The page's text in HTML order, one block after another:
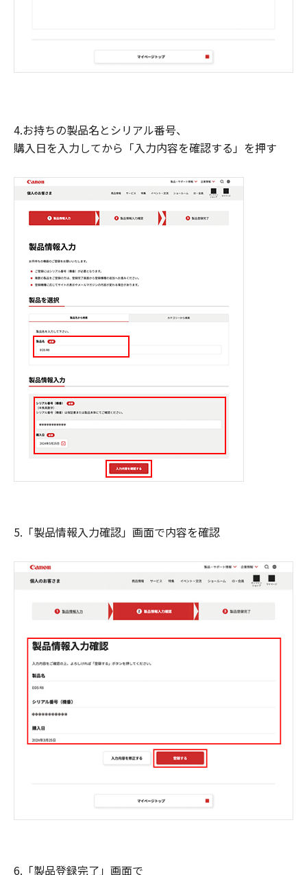
4.お持ちの製品名とシリアル番号、
購入日を入力してから「入力内容を確認する」を押す
5.「製品情報入力確認」画面で内容を確認
6.「製品登録完了」画面で